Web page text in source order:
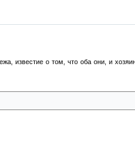
известие о том, что оба они, и